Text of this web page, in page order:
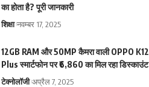
का होता है? पूरी जानकारी
शिक्षा नवम्बर 17, 2025
12GB RAM और 50MP कैमरा वाली OPPO K12
Plus स्मार्टफोन पर ₹6,860 का मिल रहा डिस्काउंट
टेक्नोलॉजी अप्रैल 7, 2025